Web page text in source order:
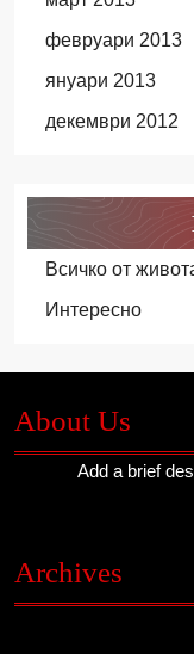
февруари 2013
януари 2013
декември 2012
Всичко от
Интересно
About Us
Add a brief
Archives